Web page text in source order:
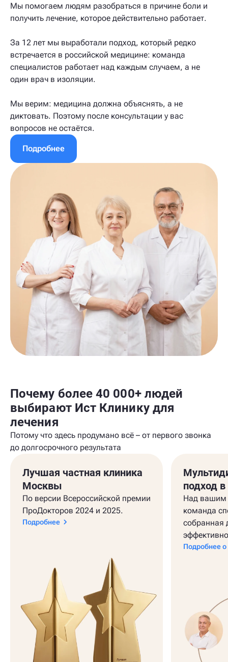
Мы помогаем людям разобраться в причине боли и
получить лечение, которое действительно работает.
За 12 лет мы выработали подход, который редко
встречается в российской медицине: команда
специалистов работает над каждым случаем, а не
один врач в изоляции.
Мы верим: медицина должна объяснять, а не
диктовать. Поэтому после консультации у вас
вопросов не остаётся.
Подробнее
Почему более 40 000+ людей
выбирают Ист Клинику для
лечения
Потому что здесь продумано всё – от первого звонка
до долгосрочного результата
Лучшая частная клиника
Москвы
По версии Всероссийской премии
ПроДокторов 2024 и 2025.
Подробнее
подход
Над вашим
команда
собранная
Подробнее о